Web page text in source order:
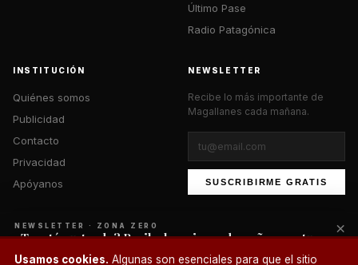
Último Pase
Radio Patagónica
INSTITUCIÓN
Quiénes somos
Publicidad
Contacto
Privacidad
Apóyanos
NEWSLETTER
Recibe lo más importante de
Magallanes cada mañana.
SUSCRIBIRME GRATIS
© 2026 Zona Zero Media. Todos los derechos reservados.
Usamos cookies. Algunas son esenciales para que el sitio
NEWSLETTER · ZONA ZERO
¿Te está gustando? Recibe lo mejor cada mañana en tu
correo.
×